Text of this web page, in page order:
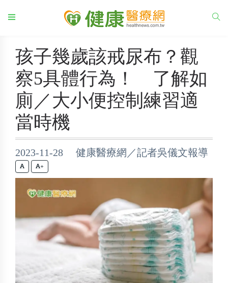
孩子幾歲該戒尿布？觀
察5具體行為！ 了解如
廁／大小便控制練習適
當時機
2023-11-28 健康醫療網／記者吳儀文報導
+